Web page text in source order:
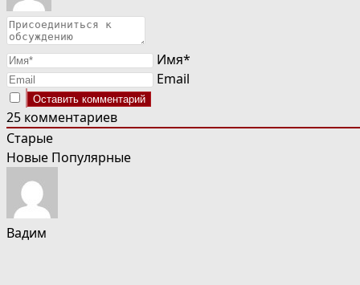
Имя*
Email
25 комментариев
Старые
Новые Популярные
Вадим